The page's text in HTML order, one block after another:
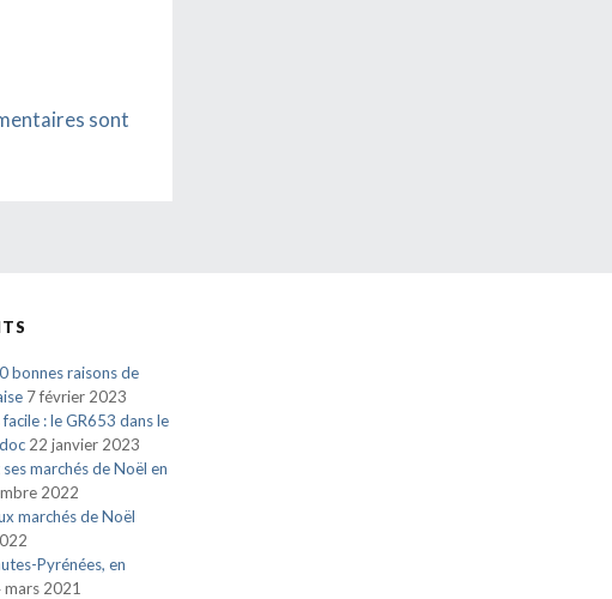
sont
bonnes raisons de
7 février 2023
: le GR653 dans le
22 janvier 2023
marchés de Noël en
2022
marchés de Noël
Pyrénées, en
mars 2021